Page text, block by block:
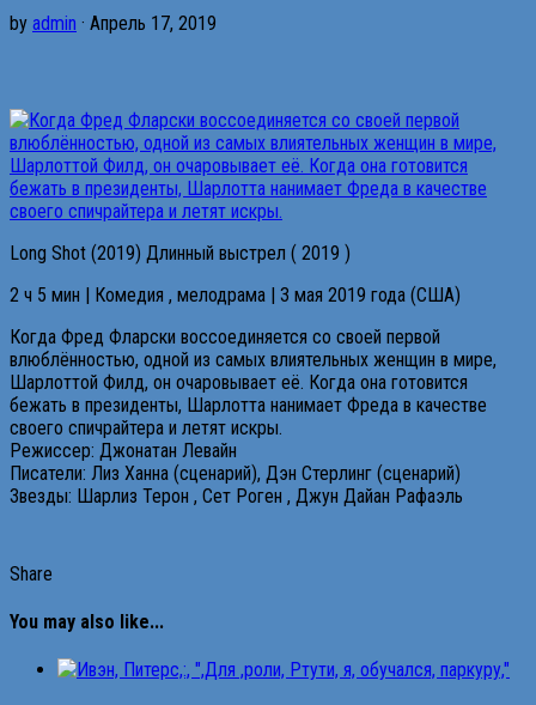
by admin · Апрель 17, 2019
Long Shot (2019) Длинный выстрел ( 2019 )
2 ч 5 мин | Комедия , мелодрама | 3 мая 2019 года (США)
Когда Фред Фларски воссоединяется со своей первой
влюблённостью, одной из самых влиятельных женщин в мире,
Шарлоттой Филд, он очаровывает её. Когда она готовится
бежать в президенты, Шарлотта нанимает Фреда в качестве
своего спичрайтера и летят искры.
Режиссер: Джонатан Левайн
Писатели: Лиз Ханна (сценарий), Дэн Стерлинг (сценарий)
Звезды: Шарлиз Терон , Сет Роген , Джун Дайан Рафаэль
Share
You may also like...